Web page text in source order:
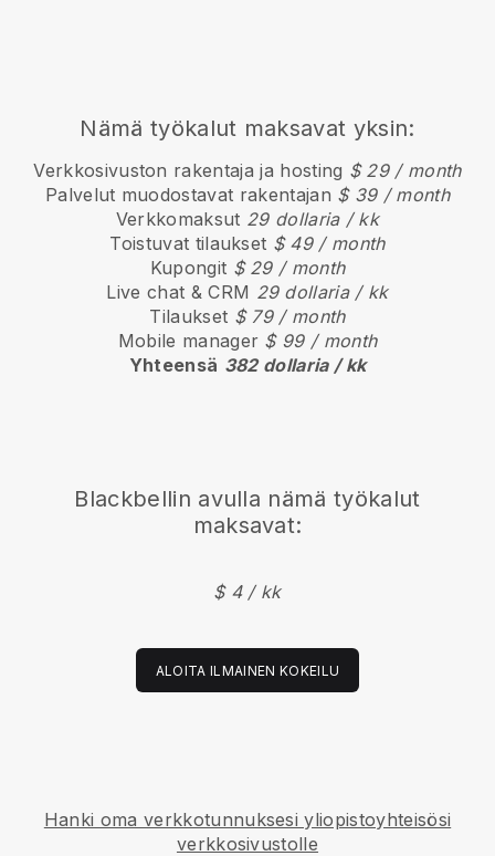
Nämä työkalut maksavat yksin:
Verkkosivuston rakentaja ja hosting $ 29 / month
Palvelut muodostavat rakentajan $ 39 / month
Verkkomaksut 29 dollaria / kk
Toistuvat tilaukset $ 49 / month
Kupongit $ 29 / month
Live chat & CRM 29 dollaria / kk
Tilaukset $ 79 / month
Mobile manager $ 99 / month
Yhteensä 382 dollaria / kk
Blackbellin avulla nämä työkalut
maksavat:
$ 4 / kk
ALOITA ILMAINEN KOKEILU
Hanki oma verkkotunnuksesi yliopistoyhteisösi
verkkosivustolle